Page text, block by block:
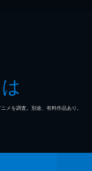
を調査。別途、有料作品あり。